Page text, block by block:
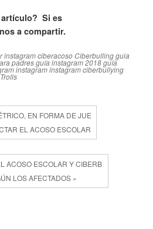
artículo? Si es
a compartir.
instagramciberacosoCiberbullingguia
padresguía instagram 2018guía
instagraminstagram ciberbullying
Trolls
EN FORMA DE JUE
EL ACOSO ESCOLAR
ACOSO ESCOLAR Y CIBERB
LOS AFECTADOS »